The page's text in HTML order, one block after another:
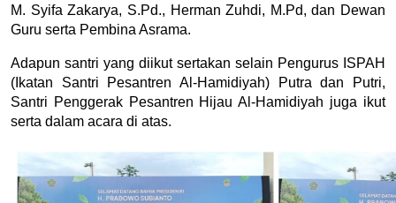
M. Syifa Zakarya, S.Pd., Herman Zuhdi, M.Pd, dan Dewan
Guru serta Pembina Asrama.
Adapun santri yang diikut sertakan selain Pengurus ISPAH
(Ikatan Santri Pesantren Al-Hamidiyah) Putra dan Putri,
Santri Penggerak Pesantren Hijau Al-Hamidiyah juga ikut
serta dalam acara di atas.